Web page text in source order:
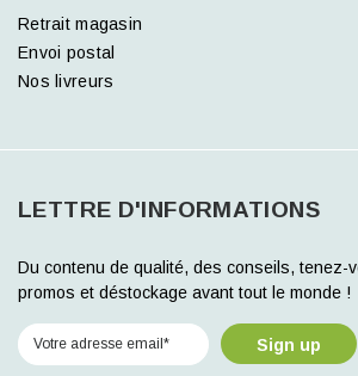
Retrait magasin
Envoi postal
Nos livreurs
LETTRE D'INFORMATIONS
Du contenu de qualité, des conseils, tenez-
promos et déstockage avant tout le monde !
Sign up